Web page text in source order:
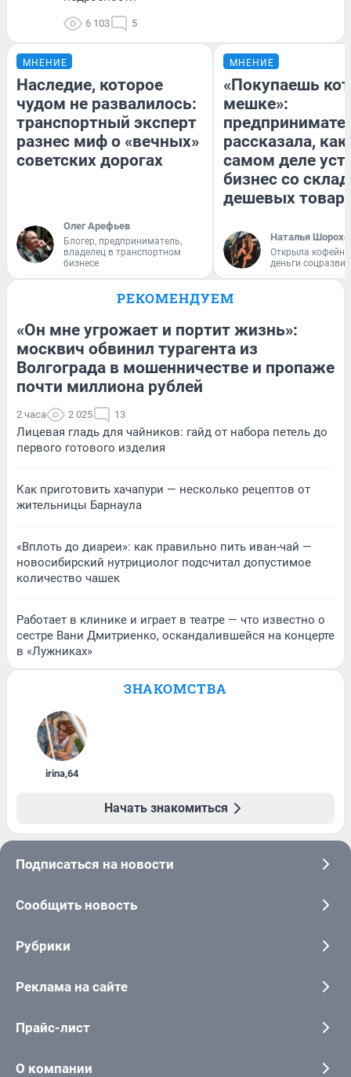
6 103 5
МНЕНИЕ
Наследие, которое
чудом не развалилось:
транспортный эксперт
разнес миф о «вечных»
советских дорогах
Олег Арефьев
Блогер, предприниматель,
владелец в транспортном
бизнесе
МНЕНИЕ
«Покупаешь
мешке»:
рассказала, как
самом деле
бизнес со
дешевых
Наталья
Открыла
деньги
РЕКОМЕНДУЕМ
«Он мне угрожает и портит жизнь»:
москвич обвинил турагента из
Волгограда в мошенничестве и пропаже
почти миллиона рублей
2 часа 2 025 13
Лицевая гладь для чайников: гайд от набора петель до
первого готового изделия
Как приготовить хачапури — несколько рецептов от
жительницы Барнаула
«Вплоть до диареи»: как правильно пить иван-чай —
новосибирский нутрициолог подсчитал допустимое
количество чашек
Работает в клинике и играет в театре — что известно о
сестре Вани Дмитриенко, оскандалившейся на концерте
в «Лужниках»
ЗНАКОМСТВА
irina,64
Начать знакомиться
Подписаться на новости
Сообщить новость
Рубрики
Реклама на сайте
Прайс-лист
О компании